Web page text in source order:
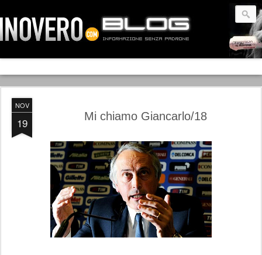
NOV
19 Mi chiamo Giancarlo/18